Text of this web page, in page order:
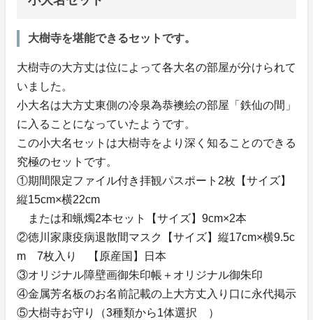
大樹寺を堪能できるセットです。
大樹寺の大方丈は位によって各大名の部屋が分けられて
いました。
小大名は大方丈東側の冷泉為恭襖絵の部屋「鉄仙の間」
に入ることになっていたようです。
この小大名セットは大樹寺をより深く知ることのできる
究極のセットです。
①期間限定ファイル付き拝観パスポート2枚【サイズ】
縦15cm×横22cm
または和蝋燭2本セット【サイズ】9cm×2本
②徳川家康疫病退散間マスク【サイズ】縦17cm×横9.5c
m 7枚入り 【原産国】日本
③オリジナル障壁画御朱印帳＋オリジナル御朱印
④金属芳名板のお名前記載の上大方丈入り口に永代掲示
⑤大樹寺お守り（3種類から1体選択 ）